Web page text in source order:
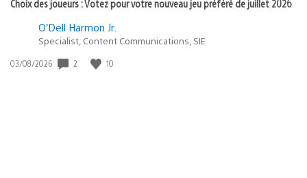
Choix des joueurs : Votez pour votre nouveau jeu préféré de juillet 2026
O’Dell Harmon Jr.
Specialist, Content Communications, SIE
Date
03/08/2026 2 10